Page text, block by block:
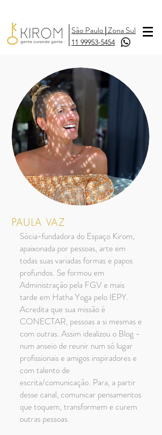
São Paulo |Zona Sul
11 99953-5454
PAULA VAZ
Sócia-fundadora do Espaço Kirom,
apaixonada por pessoas, arte em
todas suas variadas formas e papos
profundos. Se formou em
Administração pela FGV e mais
tarde em Hatha Yoga pelo IEPY.
Acredita que sua missão é
CONECTAR, pessoas a si mesmas e
com outras. Assim idealizou o Blog -
num anseio de reunir num só lugar
profissionais e amigos inspiradores e
com talento de
escrita/comunicação. Para, a partir
desse canal, comunicar pensamentos
que toquem, transformem e curem
outras pessoas.